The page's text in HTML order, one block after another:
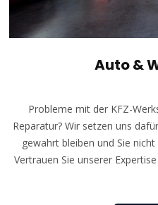
Auto &
Probleme mit der KFZ-
Reparatur? Wir setzen uns
gewahrt bleiben und Sie
Vertrauen Sie unserer